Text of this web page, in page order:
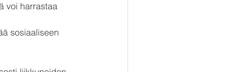
voi harrastaa
sosiaaliseen